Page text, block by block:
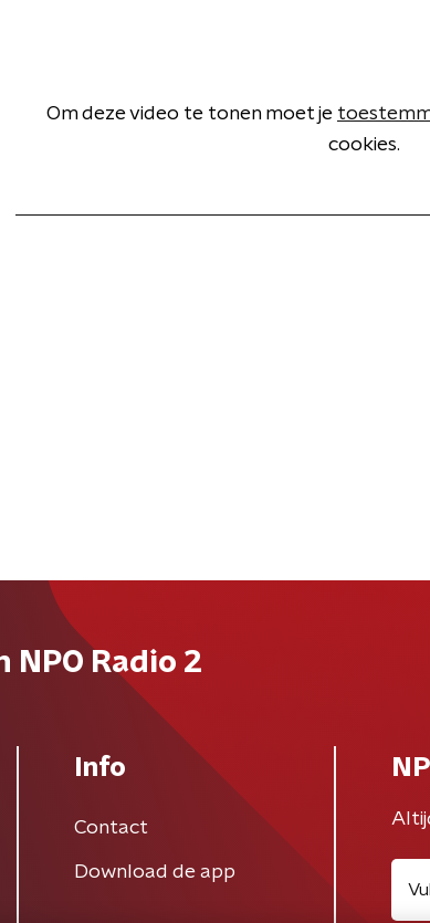
Om deze video te tonen moet je
cookies.
NPO Radio 2
Info
Contact
Download de app